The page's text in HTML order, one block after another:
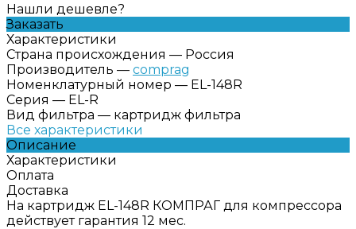
Нашли дешевле?
Заказать
Характеристики
Страна происхождения — Россия
Производитель — comprag
Номенклатурный номер — EL-148R
Серия — EL-R
Вид фильтра — картридж фильтра
Все характеристики
Описание
Характеристики
Оплата
Доставка
На картридж EL-148R КОМПРАГ для компрессора
действует гарантия 12 мес.